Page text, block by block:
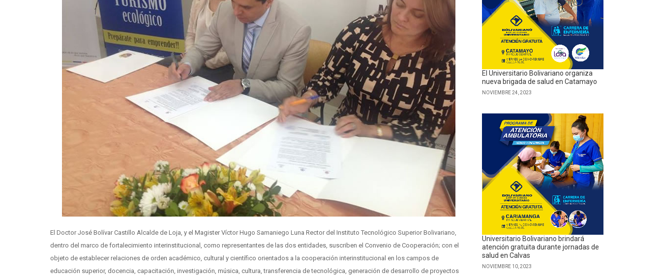
El Doctor José Bolívar Castillo Alcalde de Loja, y el Magister Víctor Hugo Samaniego Luna Rector del Instituto Tecnológico Superior Bolivariano,
dentro del marco de fortalecimiento interinstitucional, como representantes de las dos entidades, suscriben el Convenio de Cooperación; con el
objeto de establecer relaciones de orden académico, cultural y científico orientados a la cooperación interinstitucional en los campos de
educación superior, docencia, capacitación, investigación, música, cultura, transferencia de tecnológica, generación de desarrollo de proyectos
El Universitario Bolivariano organiza
nueva brigada de salud en Catamayo
NOVIEMBRE 24, 2023
Universitario Bolivariano brindará
atención gratuita durante jornadas de
salud en Calvas
NOVIEMBRE 10, 2023